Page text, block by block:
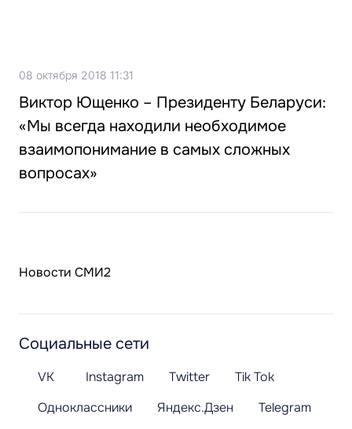
08 октября 2018 11:31
Виктор Ющенко – Президенту Беларуси:
«Мы всегда находили необходимое
взаимопонимание в самых сложных
вопросах»
Новости СМИ2
Социальные сети
VK Instagram Twitter
Tik Tok
Одноклассники
Яндекс.Дзен
Telegram